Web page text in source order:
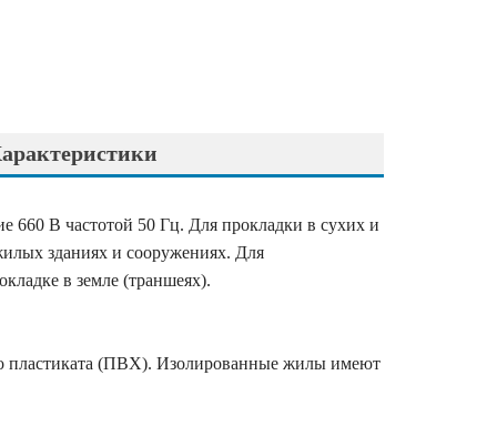
660 В частотой 50 Гц. Для прокладки в сухих и
зданиях и сооружениях. Для
в земле (траншеях).
пластиката (ПВХ). Изолированные жилы имеют